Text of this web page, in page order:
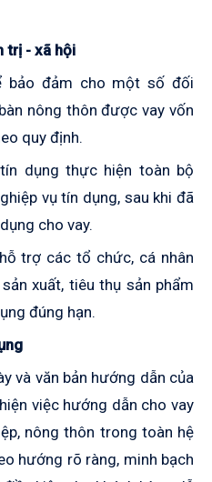
trị - xã hội
bảo đảm cho một số đối
nông thôn được vay vốn
quy định.
dụng thực hiện toàn bộ
vụ tín dụng, sau khi đã
cho vay.
trợ các tổ chức, cá nhân
xuất, tiêu thụ sản phẩm
đúng hạn.
và văn bản hướng dẫn của
việc hướng dẫn cho vay
nông thôn trong toàn hệ
hướng rõ ràng, minh bạch